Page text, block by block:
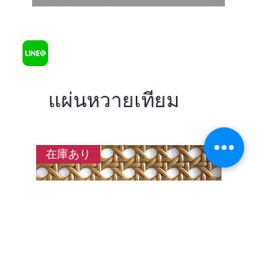
แผ่นหวายเทียม
在庫あり